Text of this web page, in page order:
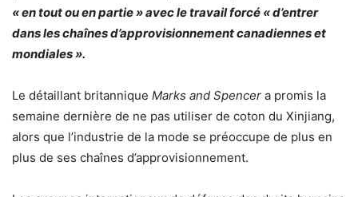
« en tout ou en partie » avec le travail forcé « d’entrer
dans les chaînes d’approvisionnement canadiennes et
mondiales ».
Le détaillant britannique Marks and Spencer a promis la
semaine dernière de ne pas utiliser de coton du Xinjiang,
alors que l’industrie de la mode se préoccupe de plus en
plus de ses chaînes d’approvisionnement.